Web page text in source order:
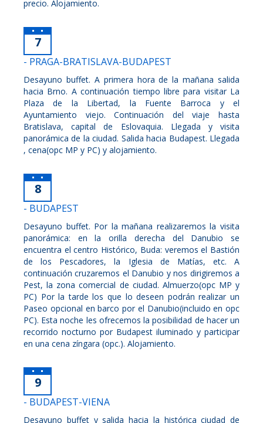
precio. Alojamiento.
7
- PRAGA-BRATISLAVA-BUDAPEST
Desayuno buffet. A primera hora de la mañana salida
hacia Brno. A continuación tiempo libre para visitar La
Plaza de la Libertad, la Fuente Barroca y el
Ayuntamiento viejo. Continuación del viaje hasta
Bratislava, capital de Eslovaquia. Llegada y visita
panorámica de la ciudad. Salida hacia Budapest. Llegada
, cena(opc MP y PC) y alojamiento.
8
- BUDAPEST
Desayuno buffet. Por la mañana realizaremos la visita
panorámica: en la orilla derecha del Danubio se
encuentra el centro Histórico, Buda: veremos el Bastión
de los Pescadores, la Iglesia de Matías, etc. A
continuación cruzaremos el Danubio y nos dirigiremos a
Pest, la zona comercial de ciudad. Almuerzo(opc MP y
PC) Por la tarde los que lo deseen podrán realizar un
Paseo opcional en barco por el Danubio(incluido en opc
PC). Esta noche les ofrecemos la posibilidad de hacer un
recorrido nocturno por Budapest iluminado y participar
en una cena zíngara (opc.). Alojamiento.
9
- BUDAPEST-VIENA
Desayuno buffet y salida hacia la histórica ciudad de